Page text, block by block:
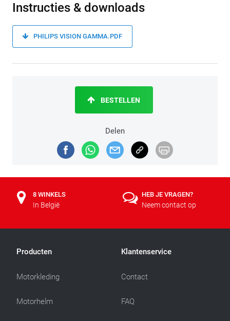
Instructies & downloads
PHILIPS VISION GAMMA.PDF
Delen
BESTELLEN
8 WINKELS
In België
HEB JE VRAGEN?
Neem contact op
Producten
Motorkleding
Motorhelm
Klantenservice
Contact
FAQ